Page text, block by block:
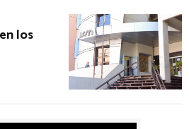
los